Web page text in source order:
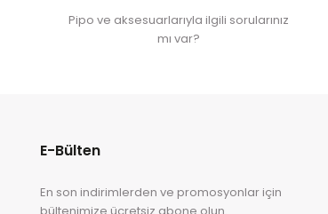
Pipo ve aksesuarlarıyla ilgili sorularınız
mı var?
E-Bülten
En son indirimlerden ve promosyonlar için